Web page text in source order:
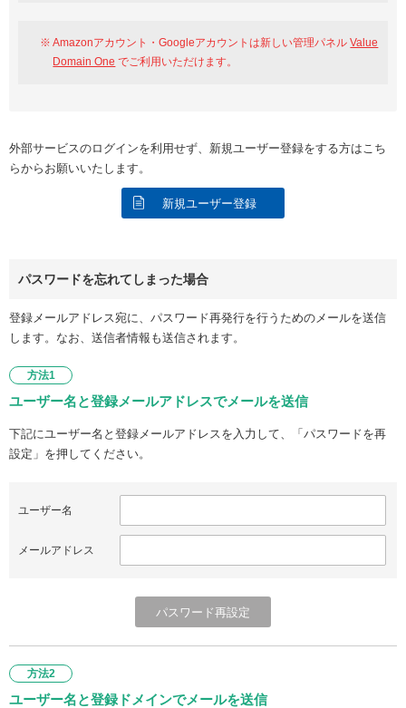
Amazonアカウント・Googleアカウントは新しい管理パネルValue
Domain One でご利用いただけます。
外部サービスのログインを利用せず、新規ユーザー登録をする方はこち
らからお願いいたします。
新規ユーザー登録
パスワードを忘れてしまった場合
登録メールアドレス宛に、パスワード再発行を行うためのメールを送信
します。なお、送信者情報も送信されます。
方法1
ユーザー名と登録メールアドレスでメールを送信
下記にユーザー名と登録メールアドレスを入力して、「パスワードを再
設定」を押してください。
ユーザー名
メールアドレス
方法2
ユーザー名と登録ドメインでメールを送信